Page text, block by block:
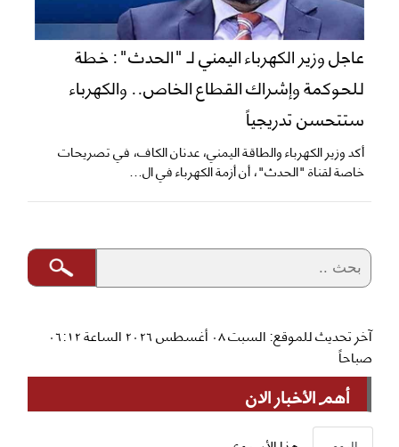
عاجل وزير الكهرباء اليمني لـ "الحدث": خطة
للحوكمة وإشراك القطاع الخاص.. والكهرباء
ستتحسن تدريجياً
أكد وزير الكهرباء والطاقة اليمني، عدنان الكاف، في تصريحات
خاصة لقناة "الحدث"، أن أزمة الكهرباء في ال...
آخر تحديث للموقع: السبت ٠٨ أغسطس ٢٠٢٦ الساعة ٠٦:١٢
صباحاً
أهم الأخبار الان